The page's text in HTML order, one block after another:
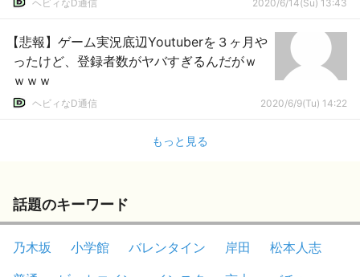
ヘビィなD通信 2020/6/14(Su) 13:43
【悲報】ゲーム実況底辺Youtuberを３ヶ月や
ったけど、登録者数がヤバすぎるんだがｗ
ｗｗｗ
ヘビィなD通信 2020/6/9(Tu) 14:22
もっと見る
話題のキーワード
乃木坂 小学館 バレンタイン 岸田
松本人志